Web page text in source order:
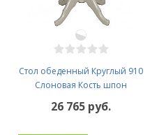
Стол обеденный Круглый 910
Слоновая Кость шпон
26 765 руб.